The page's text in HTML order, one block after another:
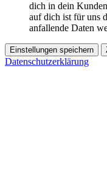
dich in dein
auf dich ist für uns
anfallende Daten
Einstellungen speichern
Datenschutzerklärung